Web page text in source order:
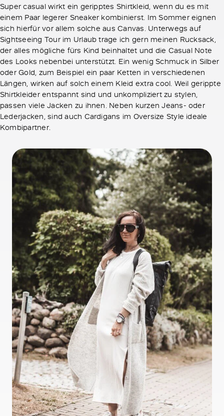
Super casual wirkt ein geripptes Shirtkleid, wenn du es mit
einem Paar legerer Sneaker kombinierst. Im Sommer eignen
sich hierfür vor allem solche aus Canvas. Unterwegs auf
Sightseeing Tour im Urlaub trage ich gern meinen Rucksack,
der alles mögliche fürs Kind beinhaltet und die Casual Note
des Looks nebenbei unterstützt. Ein wenig Schmuck in Silber
oder Gold, zum Beispiel ein paar Ketten in verschiedenen
Längen, wirken auf solch einem Kleid extra cool. Weil gerippte
Shirtkleider entspannt sind und unkompliziert zu stylen,
passen viele Jacken zu ihnen. Neben kurzen Jeans- oder
Lederjacken, sind auch Cardigans im Oversize Style ideale
Kombipartner.